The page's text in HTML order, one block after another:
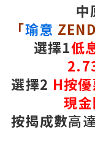
推薦齊齊友賞
按揭工具
按揭計算
中
「瑜意
選擇1低
選擇2 H按
現
按揭成數高